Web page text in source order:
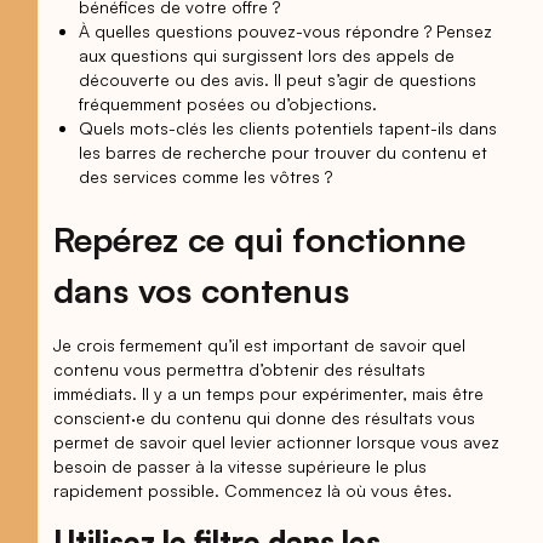
bénéfices de votre offre ?
À quelles questions pouvez-vous répondre ? Pensez
aux questions qui surgissent lors des appels de
découverte ou des avis. Il peut s’agir de questions
fréquemment posées ou d’objections.
Quels mots-clés les clients potentiels tapent-ils dans
les barres de recherche pour trouver du contenu et
des services comme les vôtres ?
Repérez ce qui fonctionne
dans vos contenus
Je crois fermement qu’il est important de savoir quel
contenu vous permettra d’obtenir des résultats
immédiats. Il y a un temps pour expérimenter, mais être
conscient·e du contenu qui donne des résultats vous
permet de savoir quel levier actionner lorsque vous avez
besoin de passer à la vitesse supérieure le plus
rapidement possible. Commencez là où vous êtes.